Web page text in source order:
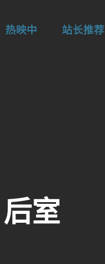
热映中 站长推荐
后室